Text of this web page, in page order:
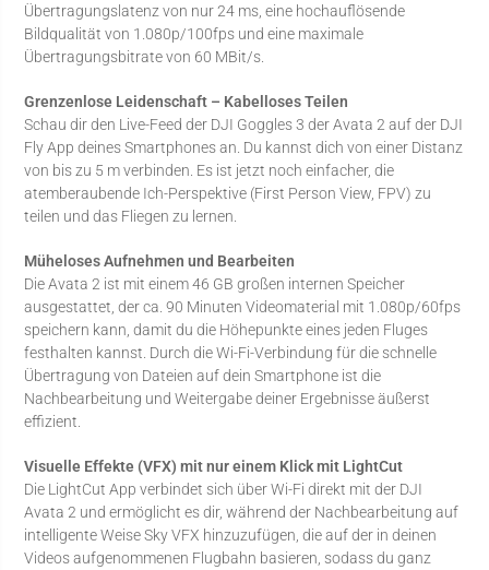
Übertragungslatenz von nur 24 ms, eine hochauflösende
Bildqualität von 1.080p/100fps und eine maximale
Übertragungsbitrate von 60 MBit/s.
Grenzenlose Leidenschaft – Kabelloses Teilen
Schau dir den Live-Feed der DJI Goggles 3 der Avata 2 auf der DJI
Fly App deines Smartphones an. Du kannst dich von einer Distanz
von bis zu 5 m verbinden. Es ist jetzt noch einfacher, die
atemberaubende Ich-Perspektive (First Person View, FPV) zu
teilen und das Fliegen zu lernen.
Müheloses Aufnehmen und Bearbeiten
‌Die Avata 2 ist mit einem 46 GB großen internen Speicher
ausgestattet, der ca. 90 Minuten Videomaterial mit 1.080p/60fps
speichern kann, damit du die Höhepunkte eines jeden Fluges
festhalten kannst. Durch die Wi-Fi-Verbindung für die schnelle
Übertragung von Dateien auf dein Smartphone ist die
Nachbearbeitung und Weitergabe deiner Ergebnisse äußerst
effizient.
Visuelle Effekte (VFX) mit nur einem Klick mit LightCut
Die LightCut App verbindet sich über Wi-Fi direkt mit der DJI
Avata 2 und ermöglicht es dir, während der Nachbearbeitung auf
intelligente Weise Sky VFX hinzuzufügen, die auf der in deinen
Videos aufgenommenen Flugbahn basieren, sodass du ganz